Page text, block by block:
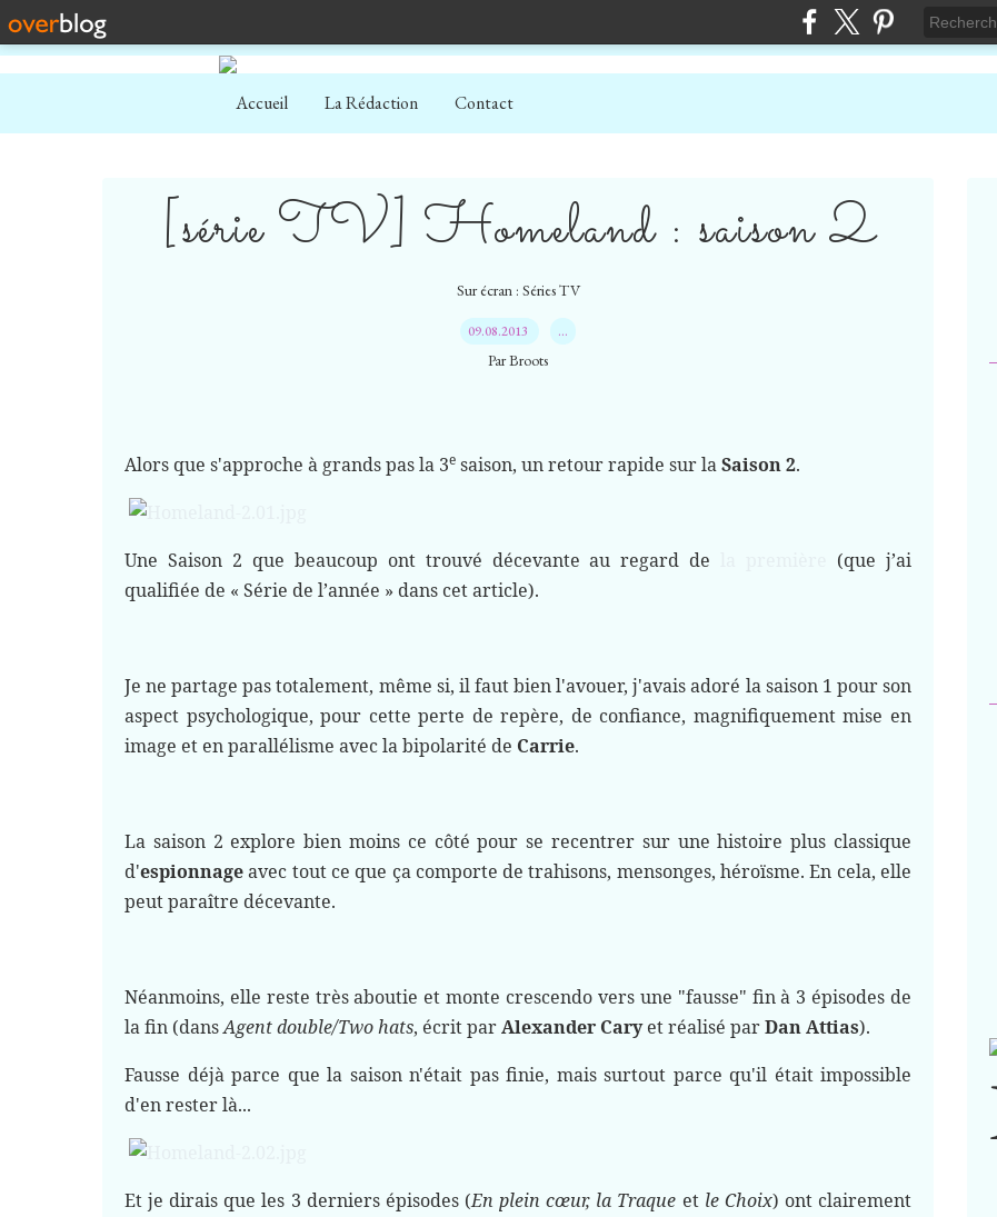
Accueil La Rédaction Contact
[série TV] Homeland : saison 2
Sur écran : Séries TV
09.08.2013 …
Par Broots
Alors que s'approche à grands pas la 3e saison, un retour rapide sur laSaison 2.
Une Saison 2 que beaucoup ont trouvé décevante au regard de
(que j’ai
qualifiée de « Série de l’année » dans cet article).
Je ne partage pas totalement, même si, il faut bien l'avouer, j'avais adoré la saison 1 pour son
aspect psychologique, pour cette perte de repère, de confiance, magnifiquement mise en
image et en parallélisme avec la bipolarité de Carrie.
La saison 2 explore bien moins ce côté pour se recentrer sur une histoire plus classique
d'espionnageavec tout ce que ça comporte de trahisons, mensonges, héroïsme. En cela, elle
peut paraître décevante.
Néanmoins, elle reste très aboutie et monte crescendo vers une "fausse" fin à 3 épisodes de
la fin (dansAgent double/Two hats, écrit parAlexander Caryet réalisé parDan Attias).
Fausse déjà parce que la saison n'était pas finie, mais surtout parce qu'il était impossible
d'en rester là...
Et je dirais que les 3 derniers épisodes (En plein cœur, la Traque et le Choix) ont clairement